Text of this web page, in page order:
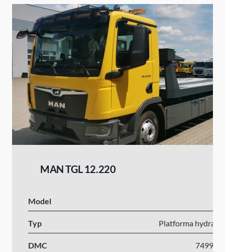
MAN TGL 12.220
Model
Typ Platforma
DMC 7499-